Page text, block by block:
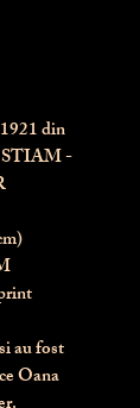
din
STIAM -
au fost
Oana